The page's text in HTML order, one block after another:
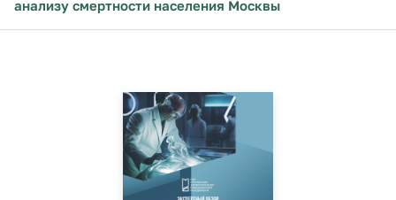
анализу смертности населения Москвы